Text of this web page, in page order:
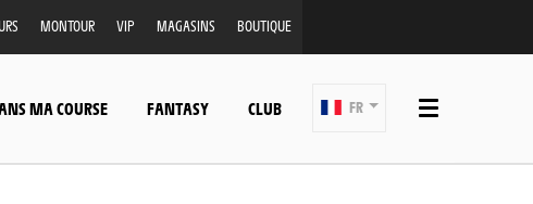
MONTOUR VIP MAGASINS BOUTIQUE
MA COURSE FANTASY CLUB FR